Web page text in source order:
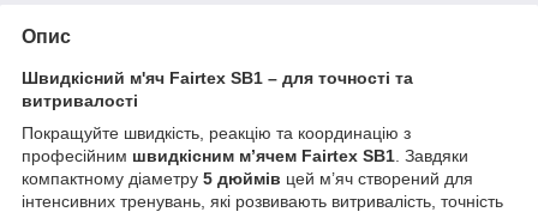
Опис
Швидкісний м'яч Fairtex SB1 – для точності та
витривалості
Покращуйте швидкість, реакцію та координацію з
професійним швидкісним м’ячем Fairtex SB1 . Завдяки
компактному діаметру 5 дюймів цей м’яч створений для
інтенсивних тренувань, які розвивають витривалість, точність